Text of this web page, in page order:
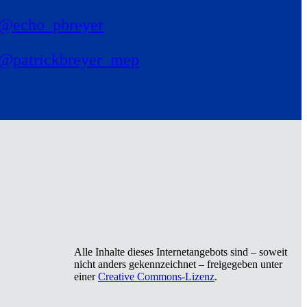
Alle Inhalte dieses Internetangebots sind – soweit
nicht anders gekennzeichnet – freigegeben unter
einerCreative Commons-Lizenz.